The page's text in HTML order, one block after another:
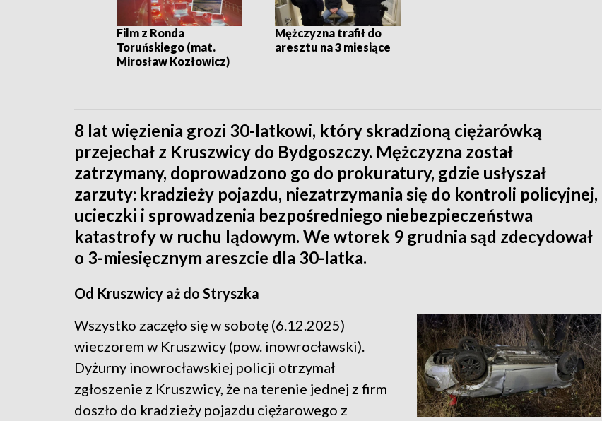
Film z Ronda
Toruńskiego (mat.
Mirosław Kozłowicz)
Mężczyzna trafił do
aresztu na 3 miesiące
8 lat więzienia grozi 30-latkowi, który skradzioną ciężarówką
przejechał z Kruszwicy do Bydgoszczy. Mężczyzna został
zatrzymany, doprowadzono go do prokuratury, gdzie usłyszał
zarzuty: kradzieży pojazdu, niezatrzymania się do kontroli policyjnej,
ucieczki i sprowadzenia bezpośredniego niebezpieczeństwa
katastrofy w ruchu lądowym. We wtorek 9 grudnia sąd zdecydował
o 3-miesięcznym areszcie dla 30-latka.
Od Kruszwicy aż do Stryszka
Wszystko zaczęło się w sobotę (6.12.2025)
wieczorem w Kruszwicy (pow. inowrocławski).
Dyżurny inowrocławskiej policji otrzymał
zgłoszenie z Kruszwicy, że na terenie jednej z firm
doszło do kradzieży pojazdu ciężarowego z